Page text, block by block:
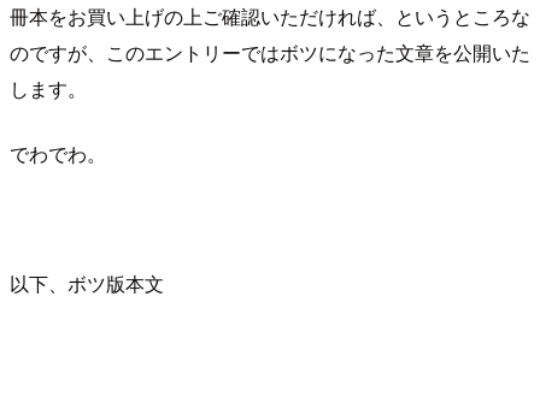
冊本をお買い上げの上ご確認いただければ、というところな
のですが、このエントリーではボツになった文章を公開いた
します。
でわでわ。
以下、ボツ版本文